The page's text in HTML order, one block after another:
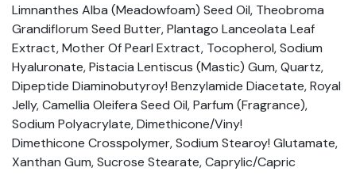
Limnanthes Alba (Meadowfoam) Seed Oil, Theobroma
Grandiflorum Seed Butter, Plantago Lanceolata Leaf
Extract, Mother Of Pearl Extract, Tocopherol, Sodium
Hyaluronate, Pistacia Lentiscus (Mastic) Gum, Quartz,
Dipeptide Diaminobutyroy! Benzylamide Diacetate, Royal
Jelly, Camellia Oleifera Seed Oil, Parfum (Fragrance),
Sodium Polyacrylate, Dimethicone/Viny!
Dimethicone Crosspolymer, Sodium Stearoy! Glutamate,
Xanthan Gum, Sucrose Stearate, Caprylic/Capric